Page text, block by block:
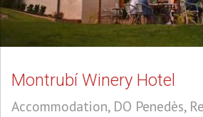
Montrubí Winery Hotel
Accommodation, DO Penedès,